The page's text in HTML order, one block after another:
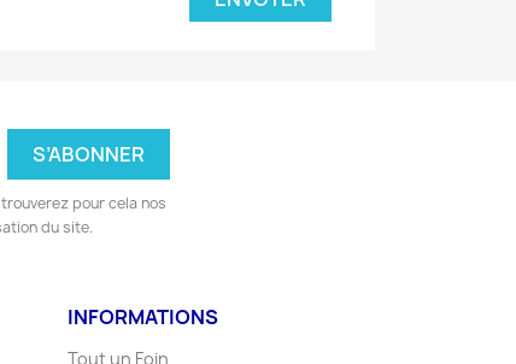
pour cela nos
du site.
INFORMATIONS
Tout un Foin